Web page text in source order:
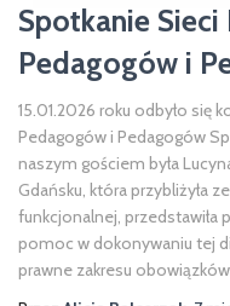
Spotkanie
Pedagogów i
15.01.2026 roku odbyło się
Pedagogów i Pedagogów
naszym gościem była
Gdańsku, która przybliżyła
funkcjonalnej, przedstawiła
pomoc w dokonywaniu tej
prawne zakresu obowiązków